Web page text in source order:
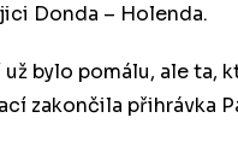
Donda – Holenda.
bylo pomálu, ale ta,
zakončila přihrávka